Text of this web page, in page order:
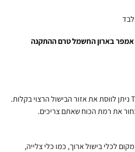
את רמת הכוח שאתם צריכים.
לכלי בישול ארוך, כמו כלי צלייה,